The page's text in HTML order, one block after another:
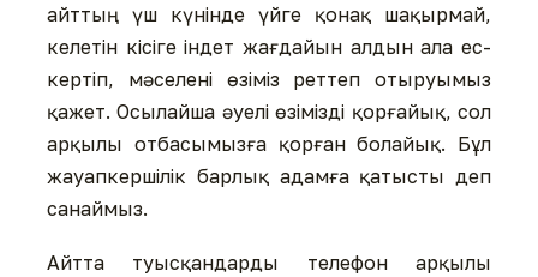
айттың үш күнінде үйге қонақ шақырмай,
келетін кісіге індет жағдайын алдын ала ес­
кер­тіп, мәселені өзіміз реттеп отыруымыз
қажет. Осылайша әуе­­лі өзімізді қорғайық, сол
ар­қылы отбасымызға қорған бо­лайық. Бұл
жауапкершілік бар­лық адамға қатысты деп
санаймыз.
Айтта туысқандарды телефон арқылы